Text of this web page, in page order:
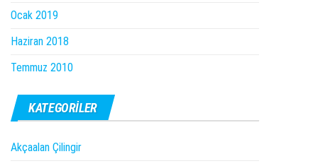
Ocak 2019
Haziran 2018
Temmuz 2010
KATEGORILER
Akçaalan Çilingir